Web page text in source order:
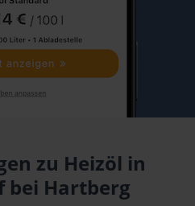
zu Heizöl in
bei Hartberg